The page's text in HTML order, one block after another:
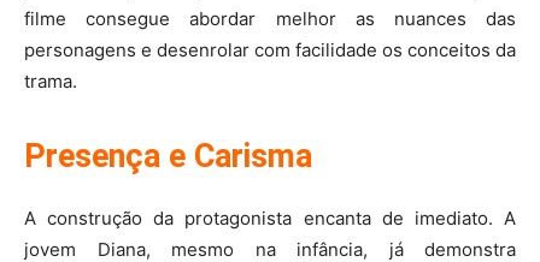
filme consegue abordar melhor as nuances das
personagens e desenrolar com facilidade os conceitos da
trama.
Presença e Carisma
A construção da protagonista encanta de imediato. A
jovem Diana, mesmo na infância, já demonstra